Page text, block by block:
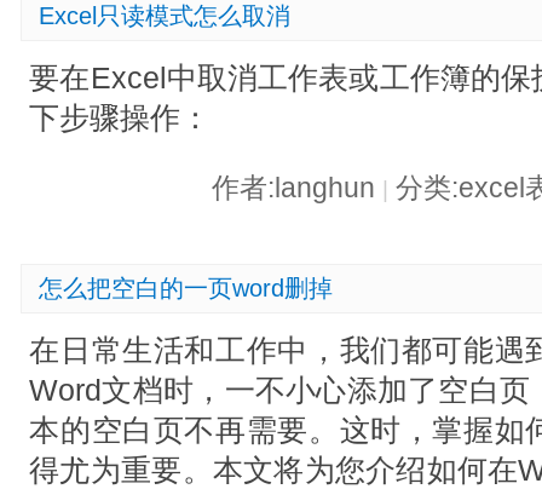
Excel只读模式怎么取消
要在Excel中取消工作表或工作簿的
下步骤操作：
作者:langhun 分类:excel
怎么把空白的一页word删掉
在日常生活和工作中，我们都可能遇
Word文档时，一不小心添加了空白
本的空白页不再需要。这时，掌握如
得尤为重要。本文将为您介绍如何在